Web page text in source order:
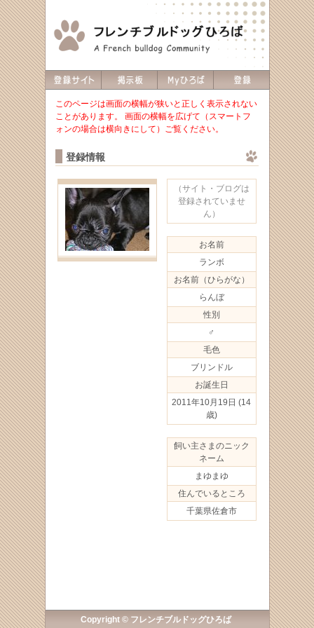
このページは画面の横幅が狭いと正しく表示されない
ことがあります。 画面の横幅を広げて（スマートフ
ォンの場合は横向きにして）ご覧ください。
登録情報
（サイト・ブログは
登録されていませ
ん）
お名前
ランボ
お名前（ひらがな）
らんぼ
性別
♂
毛色
ブリンドル
お誕生日
2011年10月19日 (14
歳)
飼い主さまのニック
ネーム
まゆまゆ
住んでいるところ
千葉県佐倉市
Copyright © フレンチブルドッグひろば